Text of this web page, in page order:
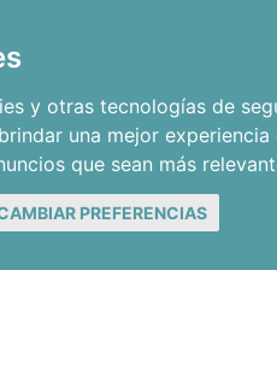
y otras tecnologías de
una mejor
que sean más
PREFERENCIAS